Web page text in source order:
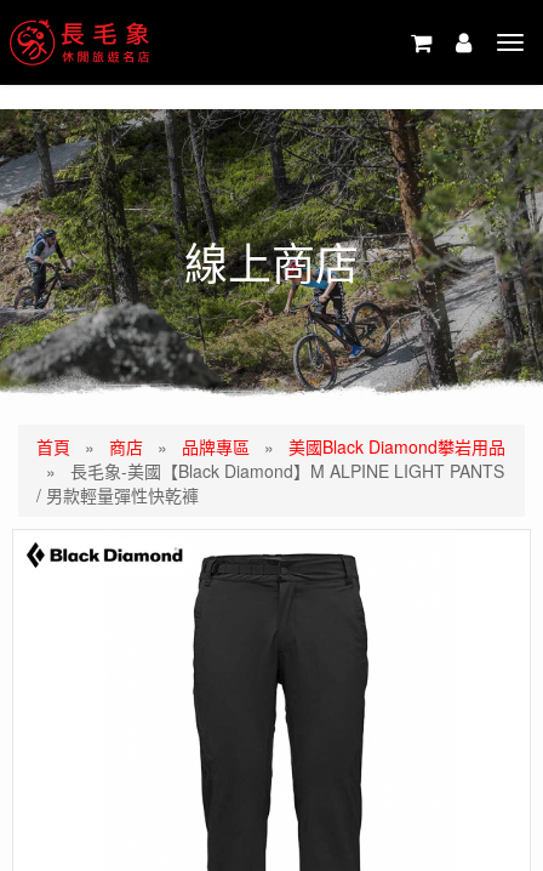
線上商店
首頁 » 商店 » 品牌專區 » 美國Black Diamond攀岩用品
» 長毛象-美國【Black Diamond】M ALPINE LIGHT PANTS
/ 男款輕量彈性快乾褲